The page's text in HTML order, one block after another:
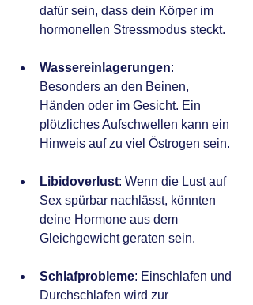
dafür sein, dass dein Körper im
hormonellen Stressmodus steckt.
Wassereinlagerungen:
Besonders an den Beinen,
Händen oder im Gesicht. Ein
plötzliches Aufschwellen kann ein
Hinweis auf zu viel Östrogen sein.
Libidoverlust: Wenn die Lust auf
Sex spürbar nachlässt, könnten
deine Hormone aus dem
Gleichgewicht geraten sein.
Schlafprobleme: Einschlafen und
Durchschlafen wird zur